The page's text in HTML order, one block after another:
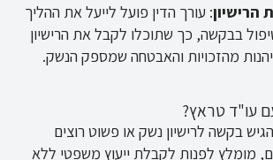
הרישיון: עורך הדין פועל לייעל את ההליך
בבקשה, כך שתוכלו לקבל את הרישיון
מהזכויות והאבטחה שמספק הנשק.
עו"ד טראץ?
בקשה לרישיון נשק או פשוט רוצים
מומלץ לפנות לקבלת ייעוץ משפטי ללא